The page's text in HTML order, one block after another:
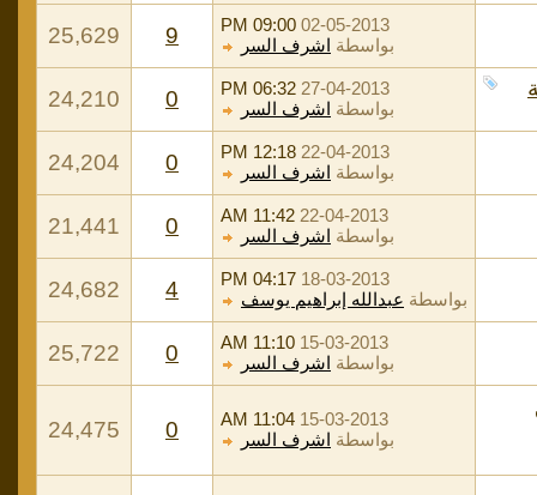
02-05-2013
09:00 PM
بواسطة اشرف السر 9
25,629
27-04-2013
06:32 PM
بواسطة اشرف السر 0
24,210
22-04-2013
12:18 PM
بواسطة اشرف السر 0
24,204
22-04-2013
11:42 AM
بواسطة اشرف السر 0
21,441
18-03-2013
04:17 PM
بواسطة عبدالله إبراهيم يوسف 4
24,682
15-03-2013
11:10 AM
بواسطة اشرف السر 0
25,722
15-03-2013
11:04 AM
بواسطة اشرف السر 0
24,475